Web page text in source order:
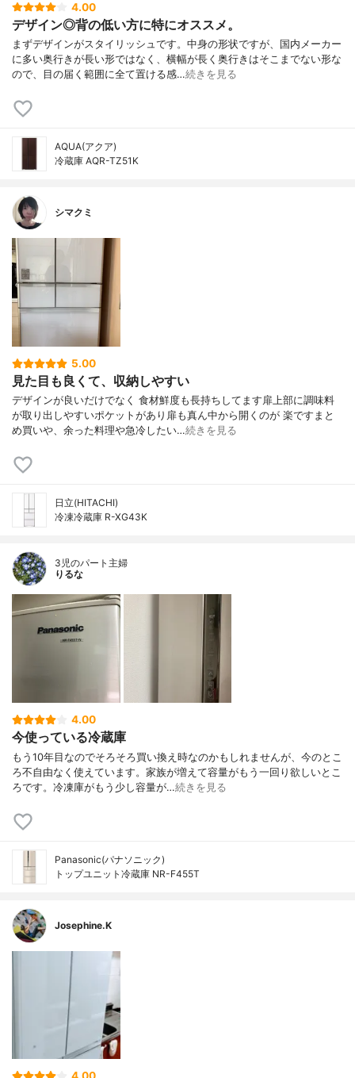
4.00
デザイン◎背の低い方に特にオススメ。
まずデザインがスタイリッシュです。中身の形状ですが、国内メーカー
に多い奥行きが長い形ではなく、横幅が長く奥行きはそこまでない形な
ので、目の届く範囲に全て置ける感…続きを見る
AQUA(アクア)
冷蔵庫 AQR-TZ51K
シマクミ
5.00
見た目も良くて、収納しやすい
デザインが良いだけでなく 食材鮮度も長持ちしてます扉上部に調味料
が取り出しやすいポケットがあり扉も真ん中から開くのが 楽ですまと
め買いや、余った料理や急冷したい…続きを見る
日立(HITACHI)
冷凍冷蔵庫 R-XG43K
3児のパート主婦
りるな
4.00
今使っている冷蔵庫
もう10年目なのでそろそろ買い換え時なのかもしれませんが、今のとこ
ろ不自由なく使えています。家族が増えて容量がもう一回り欲しいとこ
ろです。冷凍庫がもう少し容量が…続きを見る
Panasonic(パナソニック)
トップユニット冷蔵庫 NR-F455T
Josephine.K